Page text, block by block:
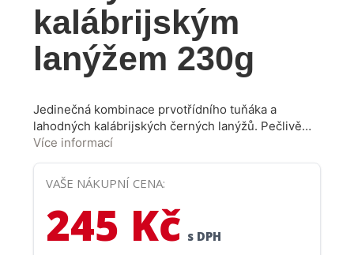
kalábrijským
lanýžem 230g
Jedinečná kombinace prvotřídního tuňáka a
lahodných kalábrijských černých lanýžů. Pečlivě
vybraný, nejkvalitnější tuňák, zpracovaný výhradně
ručně. Tradiční receptura a skvělý výběr surovin
dává výrobku vyniknout svou chutí a vůní. Křehké
rybí maso konzervované v olivovém oleji se skvěle
hodí k vynikající svačině, jako doplněk do salátů,
přísada do těstovin a dalších originálních receptů.
Více informací
VAŠE NÁKUPNÍ CENA:
245 Kč s DPH